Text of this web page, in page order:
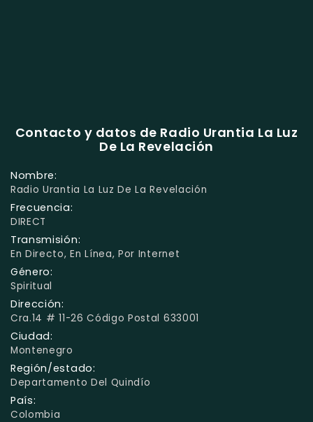
Contacto y datos de Radio Urantia La Luz
De La Revelación
Nombre:
Radio Urantia La Luz De La Revelación
Frecuencia:
DIRECT
Transmisión:
En Directo, En Línea, Por Internet
Género:
Spiritual
Dirección:
Cra.14 # 11-26 Código Postal 633001
Ciudad:
Montenegro
Región/estado:
Departamento Del Quindío
País:
Colombia